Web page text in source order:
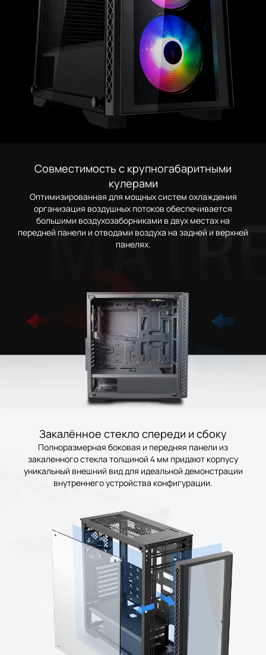
Совместимость с крупногабаритными
кулерами
Оптимизированная для мощных систем охлаждения
организация воздушных потоков обеспечивается
большими воздухозаборниками в двух местах на
передней панели и отводами воздуха на задней и верхней
панелях.
Закалённое стекло спереди и сбоку
Полноразмерная боковая и передняя панели из
закаленного стекла толщиной 4 мм придают корпусу
уникальный внешний вид для идеальной демонстрации
внутреннего устройства конфигурации.